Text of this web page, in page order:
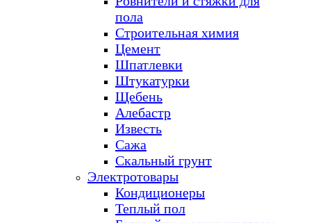
пола
Строительная химия
Цемент
Шпатлевки
Штукатурки
Щебень
Алебастр
Известь
Сажа
Скальный грунт
Электротовары
Кондиционеры
Теплый пол